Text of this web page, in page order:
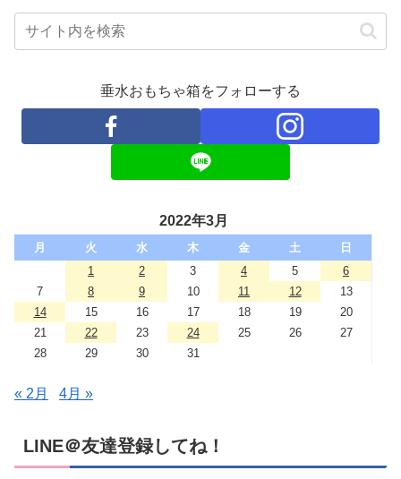
垂水おもちゃ箱をフォローする
2022年3月
月 火 水 木 金 土
日
1
2 3 4 5
6
7
8 9 10 11 12
13
14
15 16 17 18 19
20
21
22 23 24 25 26
27
28
29 30 31
« 2月 4月 »
LINE＠友達登録してね！